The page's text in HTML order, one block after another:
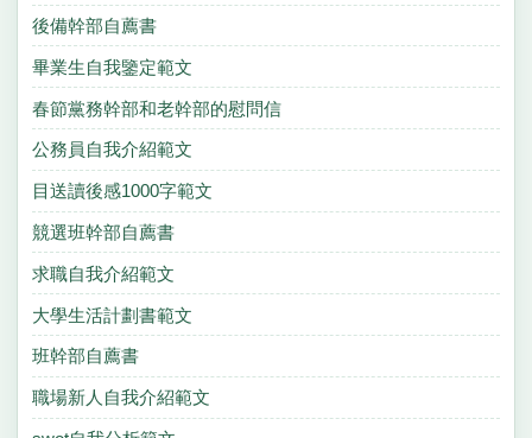
後備幹部自薦書
畢業生自我鑒定範文
春節黨務幹部和老幹部的慰問信
公務員自我介紹範文
目送讀後感1000字範文
競選班幹部自薦書
求職自我介紹範文
大學生活計劃書範文
班幹部自薦書
職場新人自我介紹範文